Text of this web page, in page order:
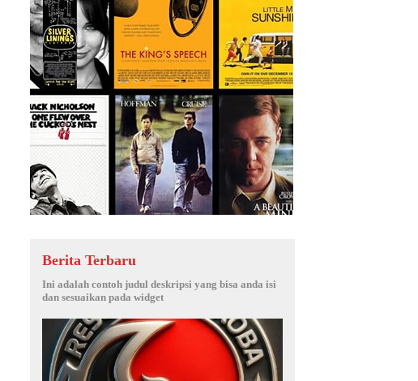
Berita Terbaru
Ini adalah contoh judul deskripsi yang bisa anda isi
dan sesuaikan pada widget